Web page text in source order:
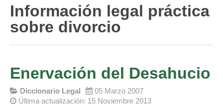
Información legal práctica
sobre divorcio
Enervación del Desahucio
Diccionario Legal
05 Marzo 2007
Última actualización: 15 Noviembre 2013